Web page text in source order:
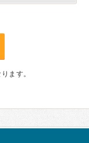
ます。